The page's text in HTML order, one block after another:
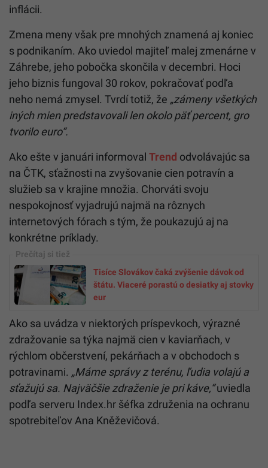
inflácii.
Zmena meny však pre mnohých znamená aj koniec
s podnikaním. Ako uviedol majiteľ malej zmenárne v
Záhrebe, jeho pobočka skončila v decembri. Hoci
jeho biznis fungoval 30 rokov, pokračovať podľa
neho nemá zmysel. Tvrdí totiž, že „zámeny všetkých
iných mien predstavovali len okolo päť percent, gro
tvorilo euro“.
Ako ešte v januári informoval Trend odvolávajúc sa
na ČTK, sťažnosti na zvyšovanie cien potravín a
služieb sa v krajine množia. Chorváti svoju
nespokojnosť vyjadrujú najmä na rôznych
internetových fórach s tým, že poukazujú aj na
konkrétne príklady.
Tisíce Slovákov čaká zvýšenie dávok od
štátu. Viaceré porastú o desiatky aj stovky
eur
Ako sa uvádza v niektorých príspevkoch, výrazné
zdražovanie sa týka najmä cien v kaviarňach, v
rýchlom občerstvení, pekárňach a v obchodoch s
potravinami. „Máme správy z terénu, ľudia volajú a
sťažujú sa. Najväčšie zdraženie je pri káve,“uviedla
podľa serveru Index.hr šéfka združenia na ochranu
spotrebiteľov Ana Kněževičová.